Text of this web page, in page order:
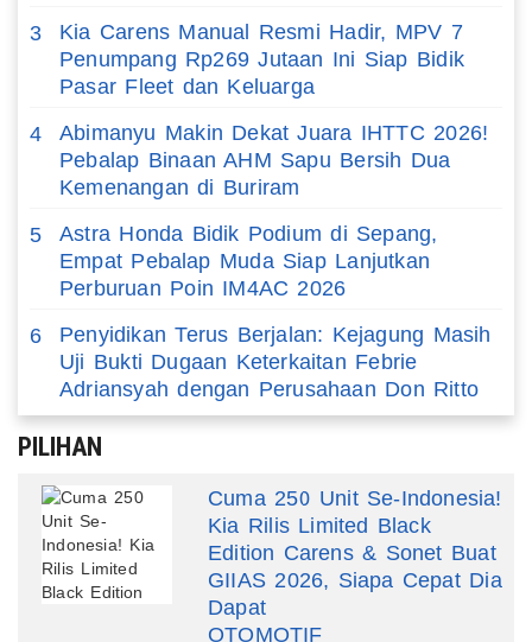
3
Kia Carens Manual Resmi Hadir, MPV 7
Penumpang Rp269 Jutaan Ini Siap Bidik
Pasar Fleet dan Keluarga
4
Abimanyu Makin Dekat Juara IHTTC 2026!
Pebalap Binaan AHM Sapu Bersih Dua
Kemenangan di Buriram
5
Astra Honda Bidik Podium di Sepang,
Empat Pebalap Muda Siap Lanjutkan
Perburuan Poin IM4AC 2026
6
Penyidikan Terus Berjalan: Kejagung Masih
Uji Bukti Dugaan Keterkaitan Febrie
Adriansyah dengan Perusahaan Don Ritto
PILIHAN
Cuma 250 Unit Se-Indonesia!
Kia Rilis Limited Black
Edition Carens & Sonet Buat
GIIAS 2026, Siapa Cepat Dia
Dapat
OTOMOTIF